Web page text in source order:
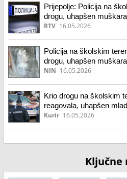
Prijepolje: Policija na
drogu, uhapšen
RTV 16.05.2026
Policija na školskim
drogu, uhapšen
NIN 16.05.2026
Krio drogu na školskim
reagovala, uhapšen
Kurir 16.05.2026
Ključne